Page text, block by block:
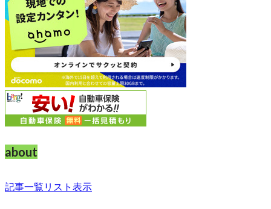
about
記事一覧リスト表示